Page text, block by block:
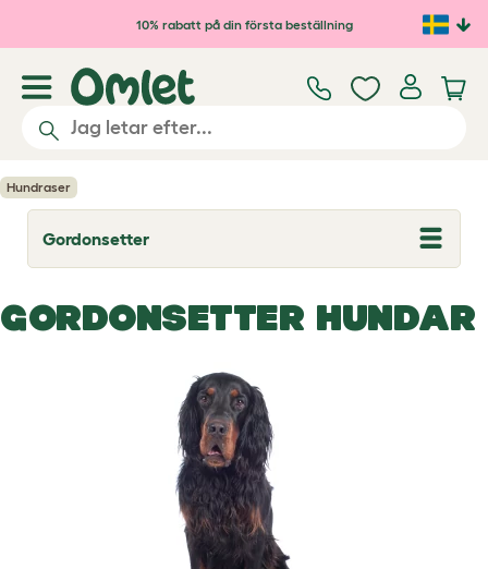
Hoppa till huvudinnehåll
10% rabatt på din första beställning
Hundraser
Gordonsetter
T
o
l
e
GORDONSETTER HUNDAR